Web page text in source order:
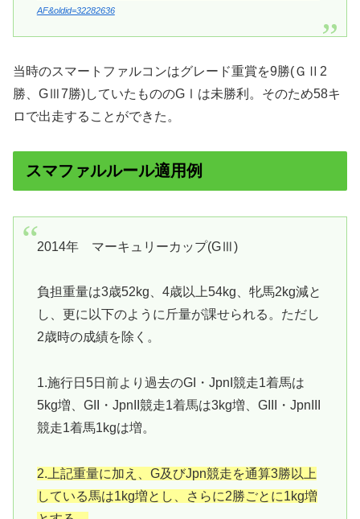
AF&oldid=32282636
当時のスマートファルコンはグレード重賞を9勝(ＧⅡ2
勝、GⅢ7勝)していたもののGⅠは未勝利。そのため58キ
ロで出走することができた。
スマファルルール適用例
2014年 マーキュリーカップ(GⅢ)
負担重量は3歳52kg、4歳以上54kg、牝馬2kg減と
し、更に以下のように斤量が課せられる。ただし
2歳時の成績を除く。
1.施行日5日前より過去のGI・JpnI競走1着馬は
5kg増、GII・JpnII競走1着馬は3kg増、GIII・JpnIII
競走1着馬1kgは増。
2.上記重量に加え、G及びJpn競走を通算3勝以上
している馬は1kg増とし、さらに2勝ごとに1kg増